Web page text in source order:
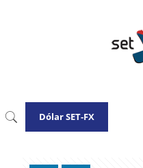
Dólar SET-FX